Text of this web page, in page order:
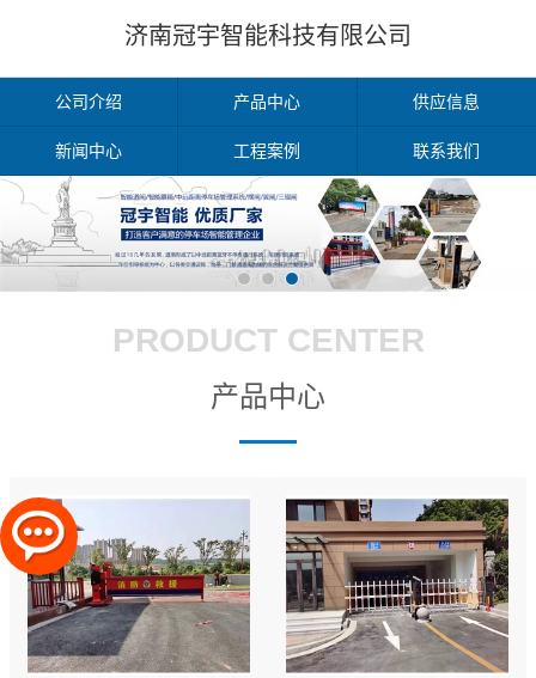
济南冠宇智能科技有限公司
公司介绍 产品中心 供应信息
新闻中心 工程案例 联系我们
PRODUCT CENTER
产品中心